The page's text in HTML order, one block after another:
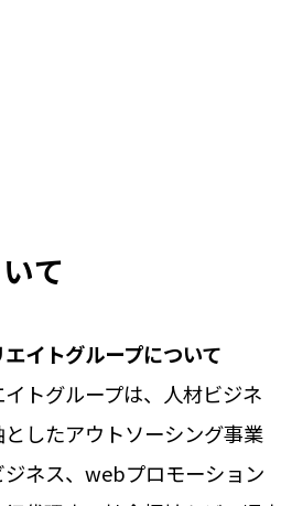
て
イトグループについて
トグループは、人材ビジネ
したアウトソーシング事業
ネス、webプロモーション